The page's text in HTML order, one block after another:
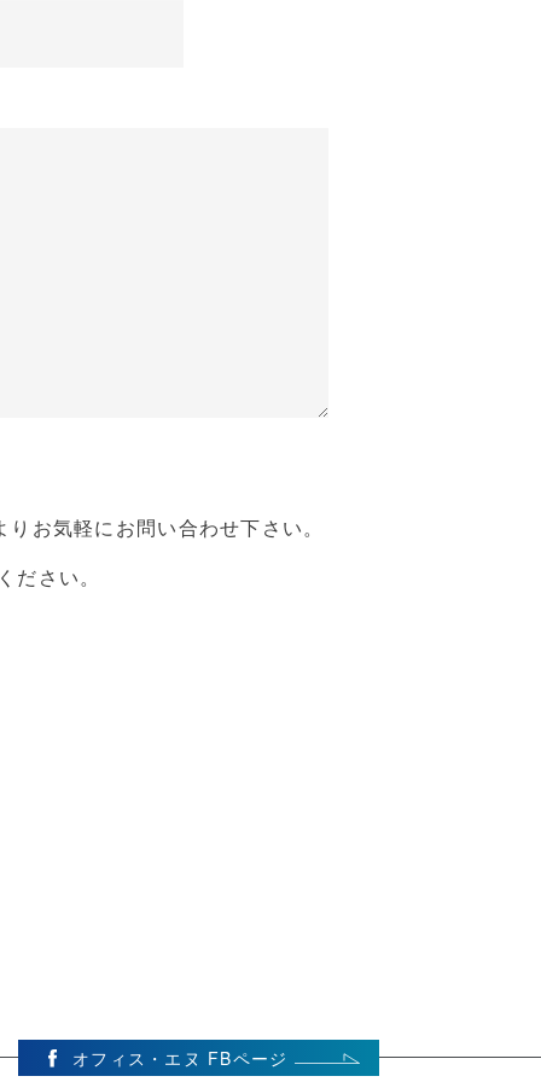
お気軽にお問い合わせ下さい。
さい。
オフィス・エヌ FBページ